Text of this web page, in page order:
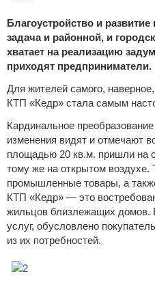
Благоустройство и
задача и районной, и
хватает на реализацию
приходят предприниматели.
Для жителей самого,
КТП «Кедр» стала самым
Кардинальное
изменения видят и отмечают
площадью 20 кв.м. пришли на
тому же на открытом
промышленные товары, а
КТП «Кедр» — это
жильцов близлежащих домов.
услуг, обусловлено
из их потребностей.